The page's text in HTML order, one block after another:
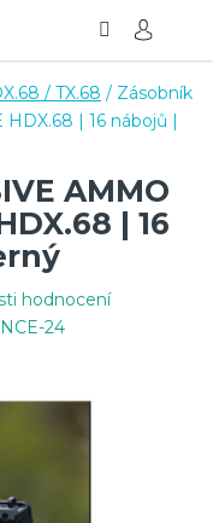
/ TX.68 / Zásobník
| 16 nábojů |
AMMO
| 16
hodnocení
24